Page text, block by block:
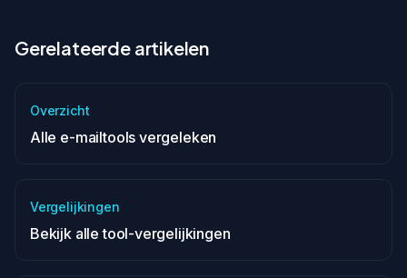
Gerelateerde artikelen
Overzicht
Alle e-mailtools vergeleken
Vergelijkingen
Bekijk alle tool-vergelijkingen